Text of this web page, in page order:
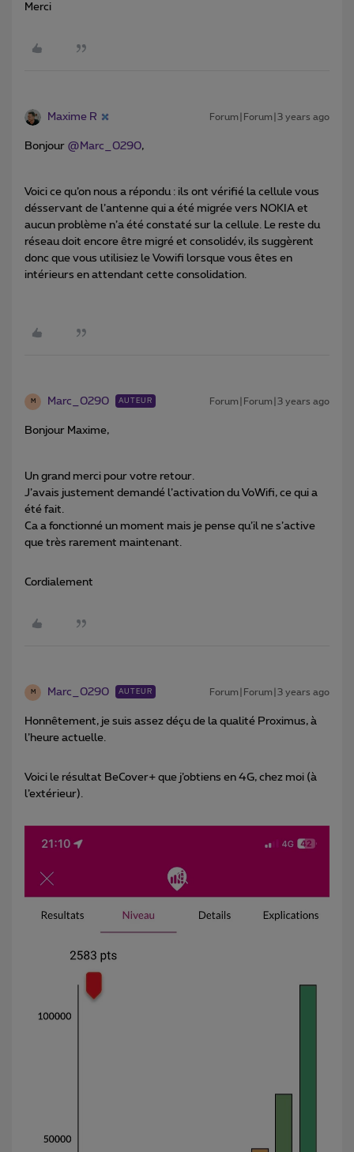
Merci
Maxime R Forum|Forum|3 years ago
Bonjour @Marc_0290,
Voici ce qu’on nous a répondu : ils ont vérifié la cellule vous
désservant de l’antenne qui a été migrée vers NOKIA et
aucun problème n’a été constaté sur la cellule. Le reste du
réseau doit encore être migré et consolidév, ils suggèrent
donc que vous utilisiez le Vowifi lorsque vous êtes en
intérieurs en attendant cette consolidation.
M Marc_0290 AUTEUR Forum|Forum|3 years ago
Bonjour Maxime,
Un grand merci pour votre retour.
J’avais justement demandé l’activation du VoWifi, ce qui a
été fait.
Ca a fonctionné un moment mais je pense qu’il ne s’active
que très rarement maintenant.
Cordialement
M Marc_0290 AUTEUR Forum|Forum|3 years ago
Honnêtement, je suis assez déçu de la qualité Proximus, à
l’heure actuelle.
Voici le résultat BeCover+ que j’obtiens en 4G, chez moi (à
l’extérieur).